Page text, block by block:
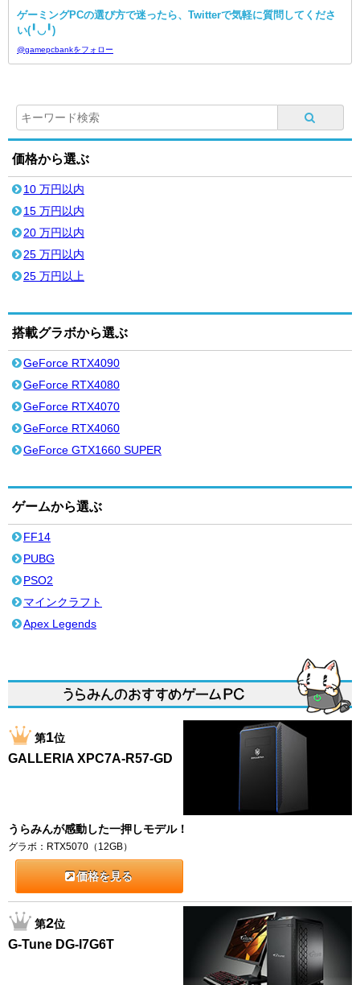
ゲーミングPCの選び方で迷ったら、Twitterで気軽に質問してくださ
い(╹◡╹)
@gamepcbankをフォロー
価格から選ぶ
10 万円以内
15 万円以内
20 万円以内
25 万円以内
25 万円以上
搭載グラボから選ぶ
GeForce RTX4090
GeForce RTX4080
GeForce RTX4070
GeForce RTX4060
GeForce GTX1660 SUPER
ゲームから選ぶ
FF14
PUBG
PSO2
マインクラフト
Apex Legends
第1位
GALLERIA XPC7A-R57-GD
うらみんが感動した一押しモデル！
グラボ：RTX5070（12GB）
価格を見る
第2位
G-Tune DG-I7G6T